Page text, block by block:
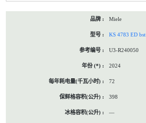
Miele
KS 4783 ED bst
U3-R240050
2024
72
398
—